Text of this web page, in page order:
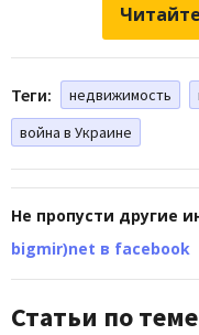
Теги: недвижимость
война в Украине
Не пропусти другие
bigmir)net в facebook
Статьи по теме